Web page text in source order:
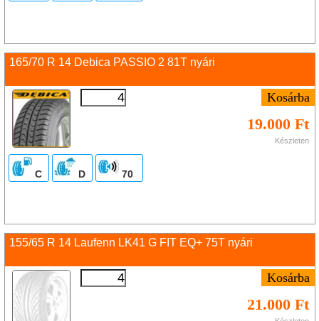
165/70 R 14 Debica PASSIO 2 81T nyári
19.000 Ft
Készleten
C D 70
155/65 R 14 Laufenn LK41 G FIT EQ+ 75T nyári
21.000 Ft